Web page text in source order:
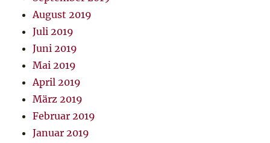
August 2019
Juli 2019
Juni 2019
Mai 2019
April 2019
März 2019
Februar 2019
Januar 2019